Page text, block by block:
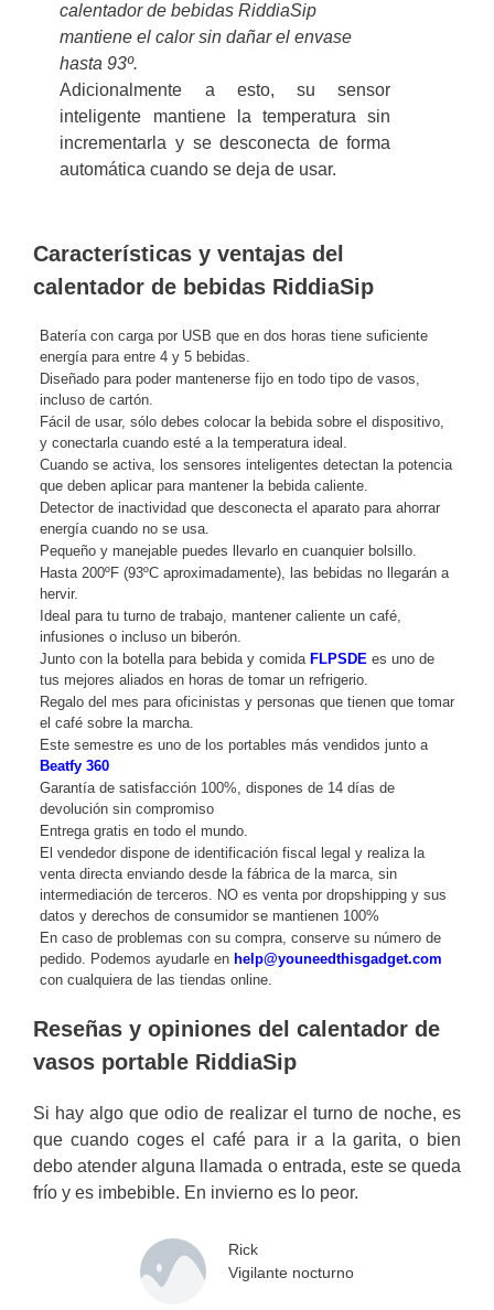
calentador de bebidas RiddiaSip
mantiene el calor sin dañar el envase
hasta 93º.
Adicionalmente a esto, su sensor
inteligente mantiene la temperatura sin
incrementarla y se desconecta de forma
automática cuando se deja de usar.
Características y ventajas del
calentador de bebidas RiddiaSip
Batería con carga por USB que en dos horas tiene suficiente
energía para entre 4 y 5 bebidas.
Diseñado para poder mantenerse fijo en todo tipo de vasos,
incluso de cartón.
Fácil de usar, sólo debes colocar la bebida sobre el dispositivo,
y conectarla cuando esté a la temperatura ideal.
Cuando se activa, los sensores inteligentes detectan la potencia
que deben aplicar para mantener la bebida caliente.
Detector de inactividad que desconecta el aparato para ahorrar
energía cuando no se usa.
Pequeño y manejable puedes llevarlo en cuanquier bolsillo.
Hasta 200ºF (93ºC aproximadamente), las bebidas no llegarán a
hervir.
Ideal para tu turno de trabajo, mantener caliente un café,
infusiones o incluso un biberón.
Junto con la botella para bebida y comida FLPSDE es uno de
tus mejores aliados en horas de tomar un refrigerio.
Regalo del mes para oficinistas y personas que tienen que tomar
el café sobre la marcha.
Este semestre es uno de los portables más vendidos junto a
Beatfy 360
Garantía de satisfacción 100%, dispones de 14 días de
devolución sin compromiso
Entrega gratis en todo el mundo.
El vendedor dispone de identificación fiscal legal y realiza la
venta directa enviando desde la fábrica de la marca, sin
intermediación de terceros. NO es venta por dropshipping y sus
datos y derechos de consumidor se mantienen 100%
En caso de problemas con su compra, conserve su número de
pedido. Podemos ayudarle en help@youneedthisgadget.com
con cualquiera de las tiendas online.
Reseñas y opiniones del calentador de
vasos portable RiddiaSip
Si hay algo que odio de realizar el turno de noche, es
que cuando coges el café para ir a la garita, o bien
debo atender alguna llamada o entrada, este se queda
frío y es imbebible. En invierno es lo peor.
Rick
Vigilante nocturno